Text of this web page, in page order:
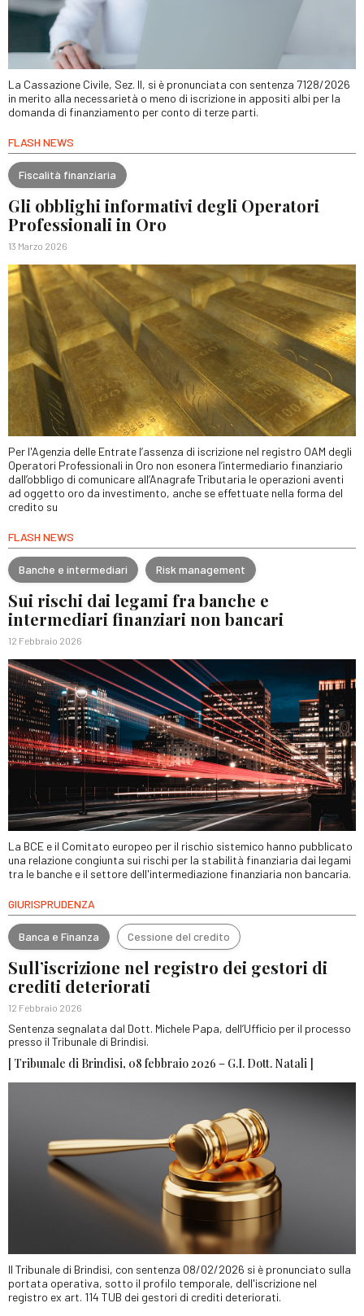
La Cassazione Civile, Sez. II, si è pronunciata con sentenza 7128/2026
in merito alla necessarietà o meno di iscrizione in appositi albi per la
domanda di finanziamento per conto di terze parti.
FLASH NEWS
Fiscalità finanziaria
Gli obblighi informativi degli Operatori
Professionali in Oro
13 Marzo 2026
Per l'Agenzia delle Entrate l’assenza di iscrizione nel registro OAM degli
Operatori Professionali in Oro non esonera l’intermediario finanziario
dall’obbligo di comunicare all’Anagrafe Tributaria le operazioni aventi
ad oggetto oro da investimento, anche se effettuate nella forma del
credito su
FLASH NEWS
Banche e intermediari Risk management
Sui rischi dai legami fra banche e
intermediari finanziari non bancari
12 Febbraio 2026
La BCE e il Comitato europeo per il rischio sistemico hanno pubblicato
una relazione congiunta sui rischi per la stabilità finanziaria dai legami
tra le banche e il settore dell'intermediazione finanziaria non bancaria.
GIURISPRUDENZA
Banca e Finanza Cessione del credito
Sull’iscrizione nel registro dei gestori di
crediti deteriorati
12 Febbraio 2026
Sentenza segnalata dal Dott. Michele Papa, dell’Ufficio per il processo
presso il Tribunale di Brindisi.
[ Tribunale di Brindisi, 08 febbraio 2026 – G.I. Dott. Natali ]
Il Tribunale di Brindisi, con sentenza 08/02/2026 si è pronunciato sulla
portata operativa, sotto il profilo temporale, dell'iscrizione nel
registro ex art. 114 TUB dei gestori di crediti deteriorati.